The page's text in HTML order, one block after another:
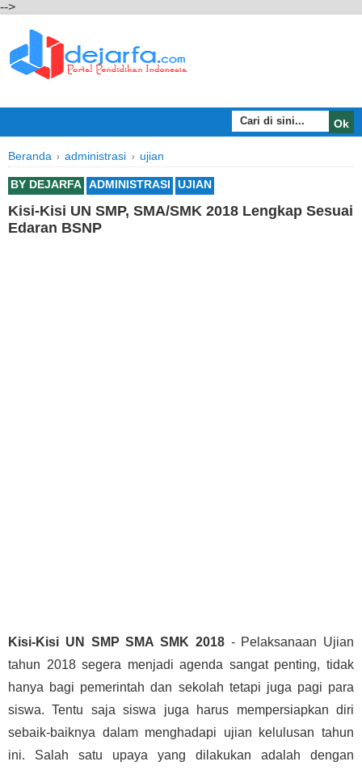
-->
Beranda › administrasi › ujian
BY DEJARFA ADMINISTRASI UJIAN
Kisi-Kisi UN SMP, SMA/SMK 2018 Lengkap Sesuai
Edaran BSNP
Kisi-Kisi UN SMP SMA SMK 2018- Pelaksanaan Ujian
tahun 2018 segera menjadi agenda sangat penting, tidak
hanya bagi pemerintah dan sekolah tetapi juga pagi para
siswa. Tentu saja siswa juga harus mempersiapkan diri
sebaik-baiknya dalam menghadapi ujian kelulusan tahun
ini. Salah satu upaya yang dilakukan adalah dengan